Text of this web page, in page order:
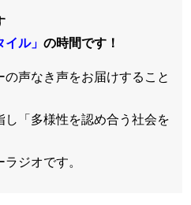
ル」 の時間です！
声なき声をお届けすること
「多様性を認め合う社会を
ジオです。